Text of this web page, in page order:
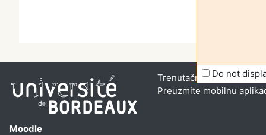
Do not
Moodle
Trenutačno koristite
Preuzmite mobilnu